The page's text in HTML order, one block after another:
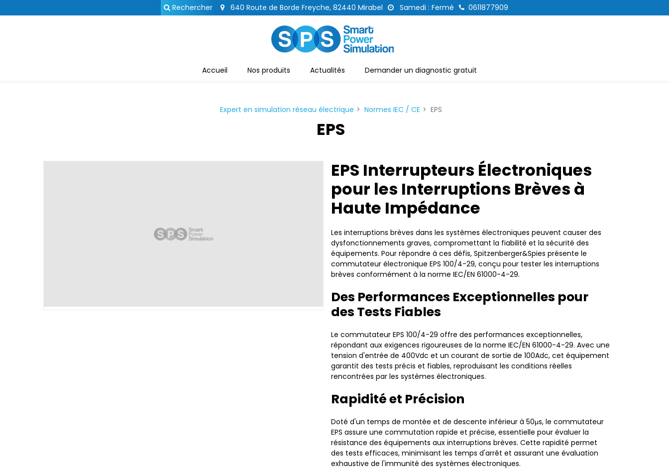
Rechercher 640 Route de Borde Freyche, 82440 Mirabel Samedi : Fermé 0611877909
Accueil Nos produits Actualités Demander un diagnostic gratuit
Expert en simulation réseau électrique Normes IEC / CE EPS
EPS
EPS Interrupteurs Électroniques
pour les Interruptions Brèves à
Haute Impédance
Les interruptions brèves dans les systèmes électroniques peuvent causer des
dysfonctionnements graves, compromettant la fiabilité et la sécurité des
équipements. Pour répondre à ces défis, Spitzenberger&Spies présente le
commutateur électronique EPS 100/4-29, conçu pour tester les interruptions
brèves conformément à la norme IEC/EN 61000-4-29.
Des Performances Exceptionnelles pour
des Tests Fiables
Le commutateur EPS 100/4-29 offre des performances exceptionnelles,
répondant aux exigences rigoureuses de la norme IEC/EN 61000-4-29. Avec une
tension d'entrée de 400Vdc et un courant de sortie de 100Adc, cet équipement
garantit des tests précis et fiables, reproduisant les conditions réelles
rencontrées par les systèmes électroniques.
Rapidité et Précision
Doté d'un temps de montée et de descente inférieur à 50μs, le commutateur
EPS assure une commutation rapide et précise, essentielle pour évaluer la
résistance des équipements aux interruptions brèves. Cette rapidité permet
des tests efficaces, minimisant les temps d'arrêt et assurant une évaluation
exhaustive de l'immunité des systèmes électroniques.